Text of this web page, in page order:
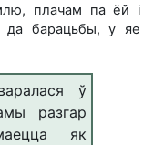
плачам па ёй і
да барацьбы, у яе
ў
разгар
як